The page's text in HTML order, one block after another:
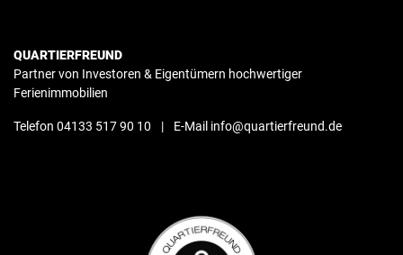
QUARTIERFREUND
Partner von Investoren & Eigentümern hochwertiger
Ferienimmobilien
Telefon 04133 517 90 10 | E-Mail info@quartierfreund.de